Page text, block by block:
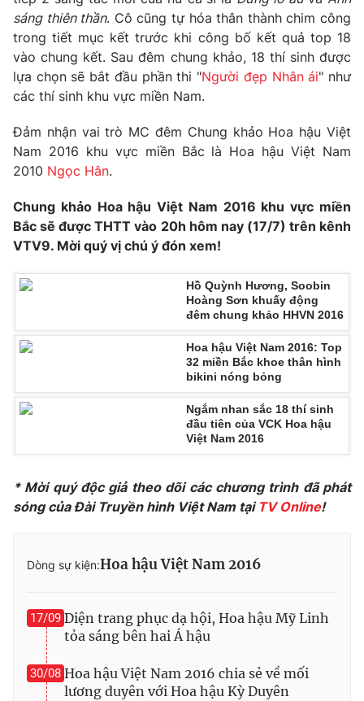
THỜI BÁO VTV
Theo dõi báo trên
Cơ quan chủ quản:
Cơ quan báo chí: Thời báo VTV
Giấy phép hoạt động báo in và báo điện tử số 483/GP-BTTTT
cấp ngày 29/12/2023
Phó Tổng Biên tập:
Nguyễn Thị Mỹ Hạnh, Phạm Quốc Thắng,
024.38 355 931 - 024.38 355 932
Ðiện thoại Thời báo VTV:
024.66 897 897
Liên hệ quảng cáo:024-7300.7108
® Cấm sao chép dưới mọi hình thức nếu không có sự chấp
thuận bằng văn bản. Ghi rõ nguồn VTV.vn khi phát hành lại
thông tin từ website này.
sáng thiên thần. Cô cũng tự hóa thân thành chim công
trong tiết mục kết trước khi công bố kết quả top 18
vào chung kết. Sau đêm chung khảo, 18 thí sinh được
lựa chọn sẽ bắt đầu phần thi "Người đẹp Nhân ái" như
các thí sinh khu vực miền Nam.
Đảm nhận vai trò MC đêm Chung khảo Hoa hậu Việt
Nam 2016 khu vực miền Bắc là Hoa hậu Việt Nam
2010 Ngọc Hân.
Chung khảo Hoa hậu Việt Nam 2016 khu vực miền
Bắc sẽ được THTT vào 20h hôm nay (17/7) trên kênh
VTV9. Mời quý vị chú ý đón xem!
Hồ Quỳnh Hương, Soobin
Hoàng Sơn khuấy động
đêm chung khảo HHVN 2016
Hoa hậu Việt Nam 2016: Top
32 miền Bắc khoe thân hình
bikini nóng bỏng
Ngắm nhan sắc 18 thí sinh
đầu tiên của VCK Hoa hậu
Việt Nam 2016
* Mời quý độc giả theo dõi các chương trình đã phát
sóng của Đài Truyền hình Việt Nam tại TV Online!
Dòng sự kiện:Hoa hậu Việt Nam 2016
17/09 Diện trang phục dạ hội, Hoa hậu Mỹ Linh
tỏa sáng bên hai Á hậu
30/08 Hoa hậu Việt Nam 2016 chia sẻ về mối
lương duyên với Hoa hậu Kỳ Duyên